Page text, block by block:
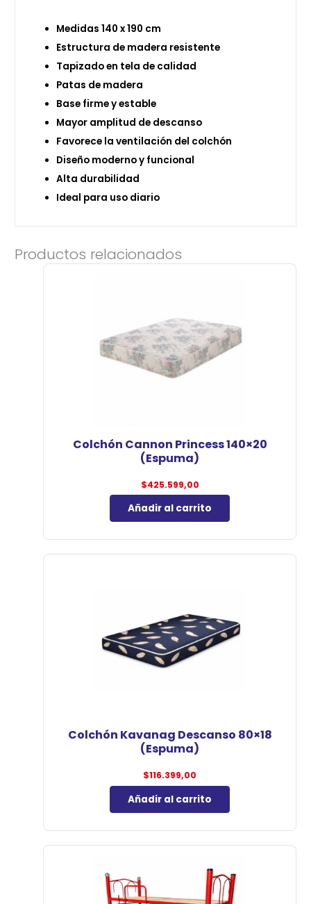
Medidas 140 x 190 cm
Estructura de madera resistente
Tapizado en tela de calidad
Patas de madera
Base firme y estable
Mayor amplitud de descanso
Favorece la ventilación del colchón
Diseño moderno y funcional
Alta durabilidad
Ideal para uso diario
Productos relacionados
Colchón Cannon Princess 140×20
(Espuma)
$425.599,00
Añadir al carrito
Colchón Kavanag Descanso 80×18
(Espuma)
$116.399,00
Añadir al carrito